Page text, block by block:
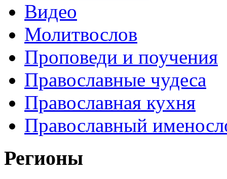
Видео
Молитвослов
Проповеди и поучения
Православные чудеса
Православная кухня
Православный
Регионы